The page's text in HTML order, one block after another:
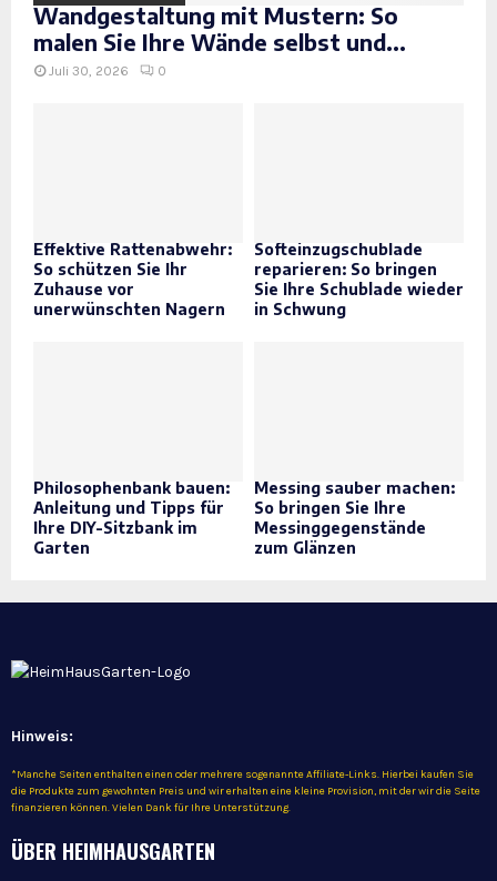
Wandgestaltung mit Mustern: So
malen Sie Ihre Wände selbst und...
Juli 30, 2026 0
Effektive Rattenabwehr:
So schützen Sie Ihr
Zuhause vor
unerwünschten Nagern
Softeinzugschublade
reparieren: So bringen
Sie Ihre Schublade wieder
in Schwung
Philosophenbank bauen:
Anleitung und Tipps für
Ihre DIY-Sitzbank im
Garten
Messing sauber machen:
So bringen Sie Ihre
Messinggegenstände
zum Glänzen
Hinweis:
*Manche Seiten enthalten einen oder mehrere sogenannte Affiliate-Links. Hierbei kaufen Sie
die Produkte zum gewohnten Preis und wir erhalten eine kleine Provision, mit der wir die Seite
finanzieren können. Vielen Dank für Ihre Unterstützung.
ÜBER HEIMHAUSGARTEN